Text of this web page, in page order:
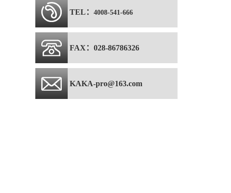
TEL： 4008-541-666
FAX：028-86786326
KAKA-pro@163.com